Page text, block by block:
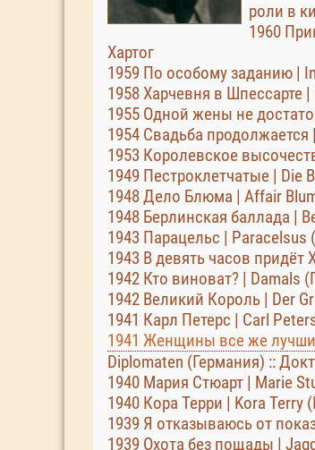
роли в
1960
Хартог
1959 По особому заданию |
1958 Харчевня в Шпессарте
1955 Одной жены не
1954 Свадьба
1953 Королевское
1949 Пестроклетчатые | Die
1948 Дело Блюма | Affair
1948 Берлинская баллада |
1943 Парацельс | Paracelsus
1943 В девять часов придёт
1942 Кто виноват? | Damals
1942 Великий Король | Der
1941 Карл Петерс | Carl
1941 Женщины все же
Diplomaten (Германия) ::
1940 Мария Стюарт | Marie
1940 Кора Терри | Kora Terry
1939 Я отказываюсь от
1939 Охота без пощады |